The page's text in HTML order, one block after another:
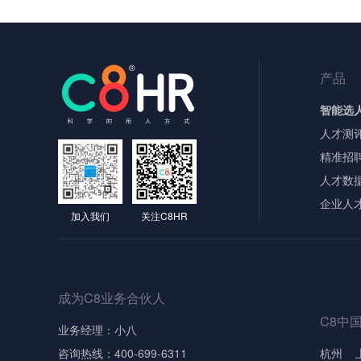
加入我们 关注C8HR
产品
智能选
人才测
精准招
人才数
企业人
成为C8业务合伙人
业务经理：小八
咨询热线：400-699-6311
C8中
杭州